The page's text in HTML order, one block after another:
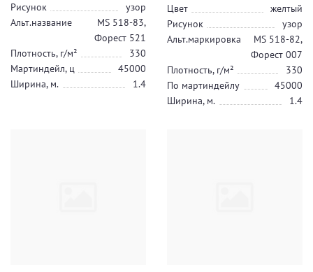
Рисунок
узор
Альт.название
MS 518-83,
Форест 521
Плотность, г/м²
330
Мартиндейл, ц
45000
Ширина, м.
1.4
Цвет
желтый
Рисунок
узор
Альт.маркировка
MS 518-82,
Форест 007
Плотность, г/м²
330
По мартиндейлу
45000
Ширина, м.
1.4